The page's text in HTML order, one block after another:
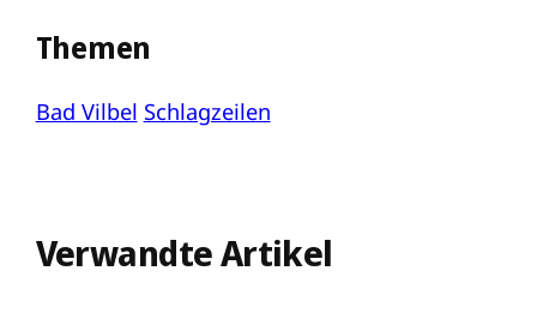
Themen
Bad Vilbel Schlagzeilen
Verwandte Artikel